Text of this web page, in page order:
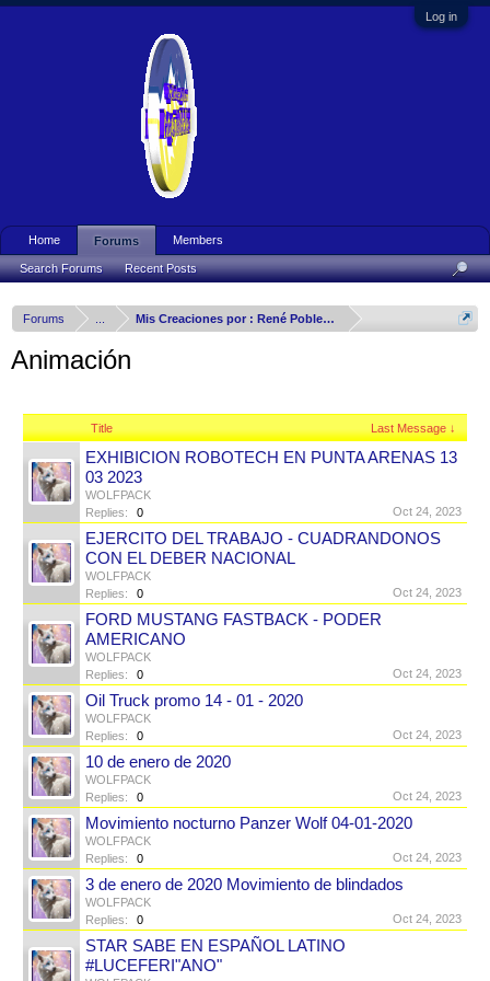
Log in
Forums Mis Creaciones por : René Poblete Arizmendy
Animación
Title Last Message ↓
EXHIBICION ROBOTECH EN PUNTA ARENAS 13
03 2023
WOLFPACK
Replies:
0 Oct 24, 2023
EJERCITO DEL TRABAJO - CUADRANDONOS
CON EL DEBER NACIONAL
WOLFPACK
Replies:
0 Oct 24, 2023
FORD MUSTANG FASTBACK - PODER
AMERICANO
WOLFPACK
Replies:
0 Oct 24, 2023
Oil Truck promo 14 - 01 - 2020
WOLFPACK
Replies:
0 Oct 24, 2023
10 de enero de 2020
WOLFPACK
Replies:
0 Oct 24, 2023
Movimiento nocturno Panzer Wolf 04-01-2020
WOLFPACK
Replies:
0 Oct 24, 2023
3 de enero de 2020 Movimiento de blindados
WOLFPACK
Replies:
0 Oct 24, 2023
STAR SABE EN ESPAÑOL LATINO
#LUCEFERI"ANO"
Home Forums
Search Forums Recent Posts
Members